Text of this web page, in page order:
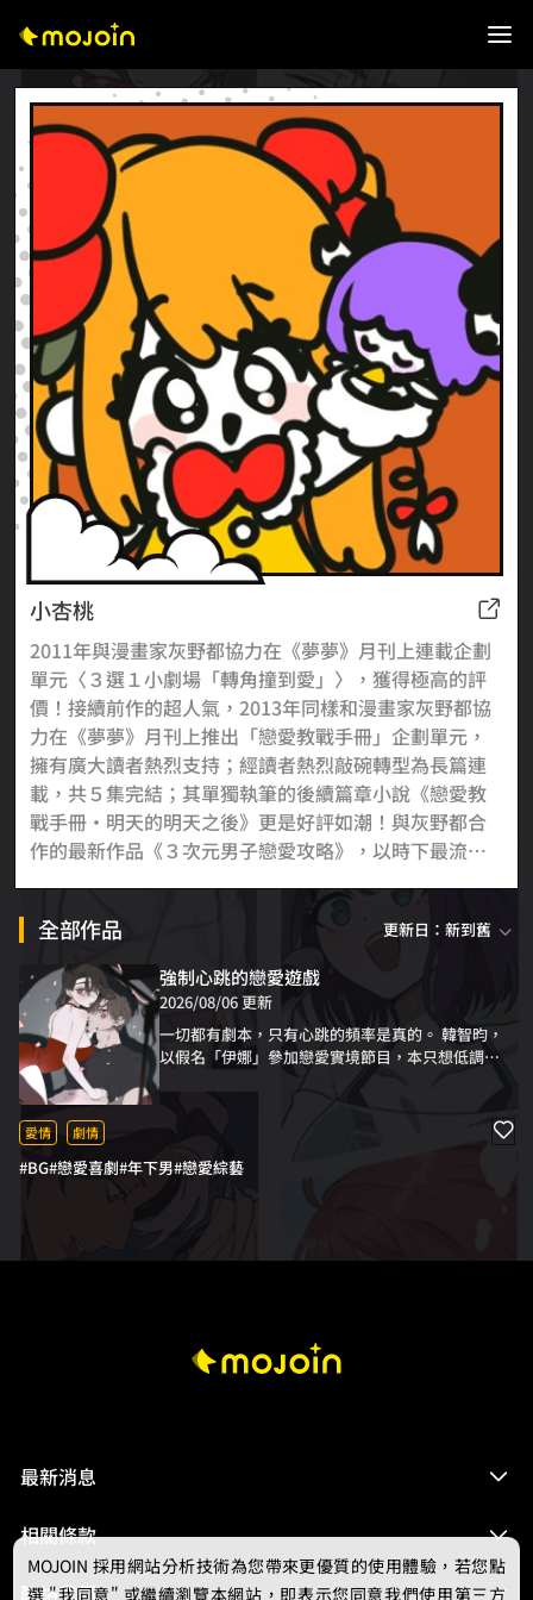
小杏桃
2011年與漫畫家灰野都協力在《夢夢》月刊上連載企劃
單元〈３選１小劇場「轉角撞到愛」〉，獲得極高的評
價！接續前作的超人氣，2013年同樣和漫畫家灰野都協
力在《夢夢》月刊上推出「戀愛教戰手冊」企劃單元，
擁有廣大讀者熱烈支持；經讀者熱烈敲碗轉型為長篇連
載，共５集完結；其單獨執筆的後續篇章小說《戀愛教
戰手冊‧明天的明天之後》更是好評如潮！與灰野都合
作的最新作品《３次元男子戀愛攻略》，以時下最流行
勇奪連載排行第一！ 2018年漫博搭配知名漫畫家MAE的
封面插圖，出版《誘捕！不聽話的寵物男孩》小說，簽
名特裝版２天隨即完銷，並迅速再版，可見其創作之實
力。
全部作品 更新日：新到舊
強制心跳的戀愛遊戲
2026/08/06 更新
一切都有劇本，只有心跳的頻率是真的。 韓智昀，
以假名「伊娜」參加戀愛實境節目，本只想低調撐
過錄製，卻發現節目充滿了誘人的好處，便強迫公
節目精心設計的任務裡，心跳開始上升，數據開始
偏移⋯⋯ 只是他們忘了——這場戀愛遊戲，不只有他
們兩人參與。
愛情 劇情
#BG#戀愛喜劇#年下男#戀愛綜藝
最新消息
相關條款
聯絡我們
MOJOIN 採用網站分析技術為您帶來更優質的使用體驗，若您點
選 "我同意" 或繼續瀏覽本網站，即表示您同意我們使用第三方